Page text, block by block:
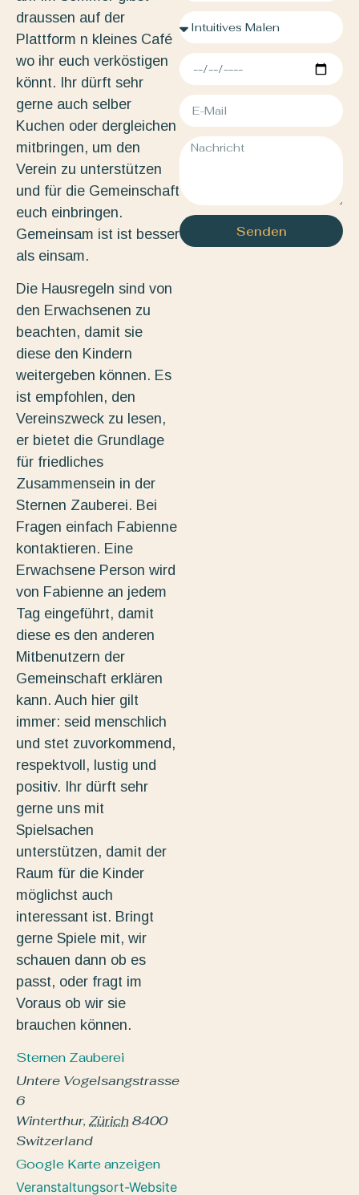
draussen auf der
Plattform n kleines Café
wo ihr euch verköstigen
könnt. Ihr dürft sehr
gerne auch selber
Kuchen oder dergleichen
mitbringen, um den
Verein zu unterstützen
und für die Gemeinschaft
euch einbringen.
Gemeinsam ist ist besser
als einsam.
Die Hausregeln sind von
den Erwachsenen zu
beachten, damit sie
diese den Kindern
weitergeben können. Es
ist empfohlen, den
Vereinszweck zu lesen,
er bietet die Grundlage
für friedliches
Zusammensein in der
Sternen Zauberei. Bei
Fragen einfach Fabienne
kontaktieren. Eine
Erwachsene Person wird
von Fabienne an jedem
Tag eingeführt, damit
diese es den anderen
Mitbenutzern der
Gemeinschaft erklären
kann. Auch hier gilt
immer: seid menschlich
und stet zuvorkommend,
respektvoll, lustig und
positiv. Ihr dürft sehr
gerne uns mit
Spielsachen
unterstützen, damit der
Raum für die Kinder
möglichst auch
interessant ist. Bringt
gerne Spiele mit, wir
schauen dann ob es
passt, oder fragt im
Voraus ob wir sie
brauchen können.
Sternen Zauberei
Untere Vogelsangstrasse
6
Winterthur, Zürich8400
Switzerland
Google Karte anzeigen
Veranstaltungsort-Website
Senden